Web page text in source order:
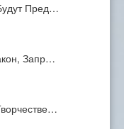
Пред…
Запр…